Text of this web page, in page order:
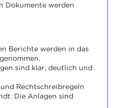
Dokumente werden
Berichte werden in das
sind klar, deutlich und
Rechtschreibregeln
Die Anlagen sind